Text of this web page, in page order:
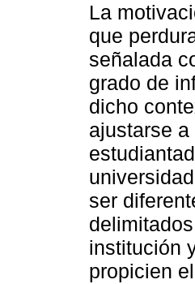
La
que
señalada
grado de
dicho
ajustarse
ser
institución
propicien